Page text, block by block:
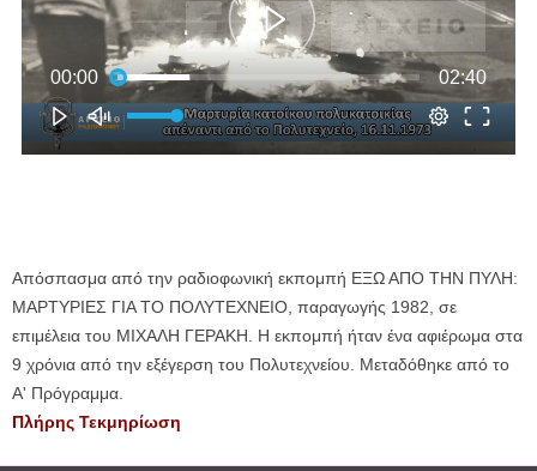
Απόσπασμα από την ραδιοφωνική εκπομπή ΕΞΩ ΑΠΟ ΤΗΝ ΠΥΛΗ:
ΜΑΡΤΥΡΙΕΣ ΓΙΑ ΤΟ ΠΟΛΥΤΕΧΝΕΙΟ, παραγωγής 1982, σε
επιμέλεια του ΜΙΧΑΛΗ ΓΕΡΑΚΗ. Η εκπομπή ήταν ένα αφιέρωμα στα
9 χρόνια από την εξέγερση του Πολυτεχνείου. Μεταδόθηκε από το
Α' Πρόγραμμα.
Πλήρης Τεκμηρίωση